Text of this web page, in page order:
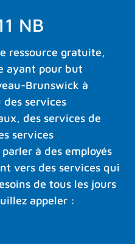
NB
ressource gratuite,
ayant pour but
Brunswick à
des services
des services de
services
à des employés
vers des services qui
de tous les jours
appeler :